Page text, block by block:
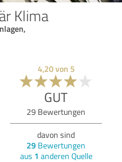
Klima
4,20von 5
GUT
29 Bewertungen
davon sind
29 Bewertungen
aus 1 anderen Quelle